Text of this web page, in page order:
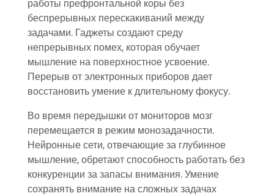
работы префронтальной коры без
беспрерывных перескакиваний между
задачами. Гаджеты создают среду
непрерывных помех, которая обучает
мышление на поверхностное усвоение.
Перерыв от электронных приборов дает
восстановить умение к длительному фокусу.
Во время передышки от мониторов мозг
перемещается в режим монозадачности.
Нейронные сети, отвечающие за глубинное
мышление, обретают способность работать без
конкуренции за запасы внимания. Умение
сохранять внимание на сложных задачах